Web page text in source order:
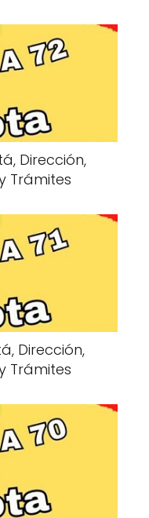
Dirección,
Trámites
Dirección,
Trámites